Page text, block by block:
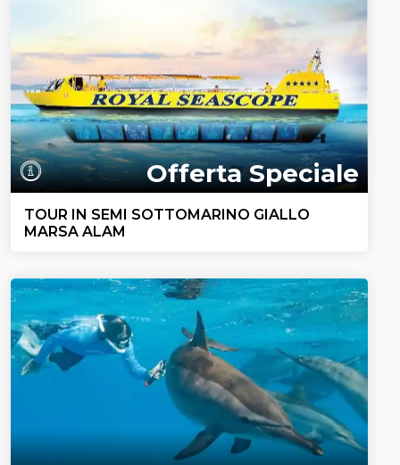
Offerta Speciale
TOUR IN SEMI SOTTOMARINO GIALLO
MARSA ALAM